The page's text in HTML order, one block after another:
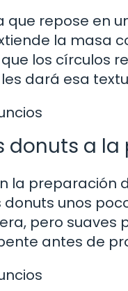
repose en
la masa
los círculos
dará esa
donuts a
la preparación
unos
pero suaves
antes de